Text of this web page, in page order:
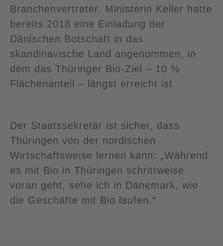
Branchenvertreter. Ministerin Keller hatte
bereits 2018 eine Einladung der
Dänischen Botschaft in das
skandinavische Land angenommen, in
dem das Thüringer Bio-Ziel – 10 %
Flächenanteil – längst erreicht ist.
Der Staatssekretär ist sicher, dass
Thüringen von der nordischen
Wirtschaftsweise lernen kann: „Während
es mit Bio in Thüringen schrittweise
voran geht, sehe ich in Dänemark, wie
die Geschäfte mit Bio laufen.“